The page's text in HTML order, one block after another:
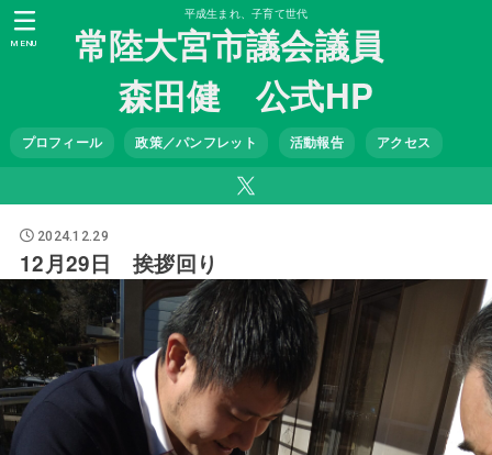
平成生まれ、子育て世代
常陸大宮市議会議員
森田健 公式HP
プロフィール 政策／パンフレット 活動報告 アクセス
MENU
2024.12.29
12月29日 挨拶回り